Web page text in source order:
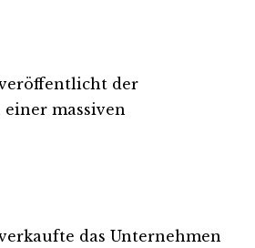
der
massiven
das Unternehmen